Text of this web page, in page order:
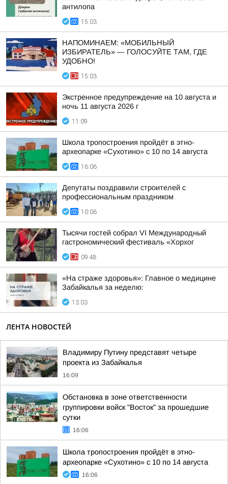
антилопа
15:03
НАПОМИНАЕМ: «МОБИЛЬНЫЙ
ИЗБИРАТЕЛЬ» — ГОЛОСУЙТЕ ТАМ, ГДЕ
УДОБНО!
15:03
Экстренное предупреждение на 10 августа и
ночь 11 августа 2026 г
11:09
Школа тропостроения пройдёт в этно-
археопарке «Сухотино» с 10 по 14 августа
16:06
Депутаты поздравили строителей с
профессиональным праздником
10:06
Тысячи гостей собрал VI Международный
гастрономический фестиваль «Хорхог
09:48
«На страже здоровья»: Главное о медицине
Забайкалья за неделю:
13:03
ЛЕНТА НОВОСТЕЙ
Владимиру Путину представят четыре
проекта из Забайкалья
16:09
Обстановка в зоне ответственности
группировки войск "Восток" за прошедшие
сутки
16:06
Школа тропостроения пройдёт в этно-
археопарке «Сухотино» с 10 по 14 августа
16:06